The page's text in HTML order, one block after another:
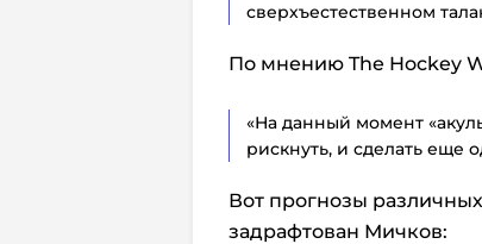
сверхъестественном
По мнению The Hockey
«На данный момент
рискнуть, и сделать еще
Вот прогнозы
задрафтован Мичков: